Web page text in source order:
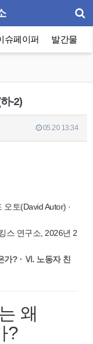
슈페이퍼 발간물
-2)
05.20 13:34
토(David Autor) ·
스 연구소, 2026년 2
가? · Ⅵ. 노동자 친
왜
?